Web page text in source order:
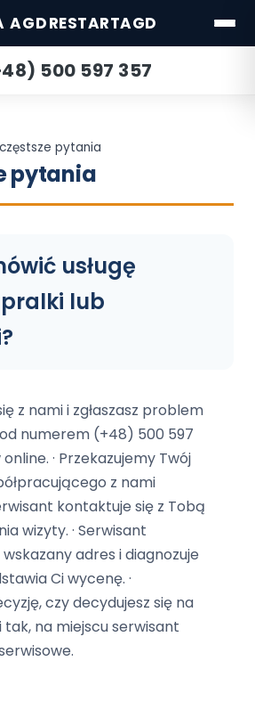
AGDRESTARTAGD
500 597 357
Katowice
Warszawa
Gdańsk
Siemianowice Śl.
Piekary Śl.
Świętochłowice
Ruda Śląska
Tarnowskie Góry
Mikołów
Knurów
Lędziny
pytania
pytania
usługę
lub
z nami i zgłaszasz problem
numerem (+48) 500 597
· Przekazujemy Twój
z nami
kontaktuje się z Tobą
wizyty. · Serwisant
adres i diagnozuje
Ci wycenę. ·
czy decydujesz się na
tak, na miejscu serwisant